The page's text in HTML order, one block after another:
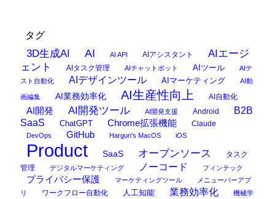
タグ
3D生成AI AI AI API AIアシスタント
AIエージ
ェント
AIタスク管理 AIチャットボット AIツール
AIテ
スト自動化
AIデザインツール AIマーケティング AI動
画編集 AI業務効率化 AI生産性向上 AI自動化
AI開発 AI開発ツール AI開発支援 Android
B2B
SaaS
ChatGPT Chrome拡張機能 Claude
DevOps GitHub Hargun's MacOS iOS
Product SaaS オープンソース
タスク
管理
デジタルマーケティング ノーコード フィンテック
プライバシー保護 マーケティングツール
メニューバーアプ
リ
ワークフロー自動化 人工知能 業務効率化 機械学